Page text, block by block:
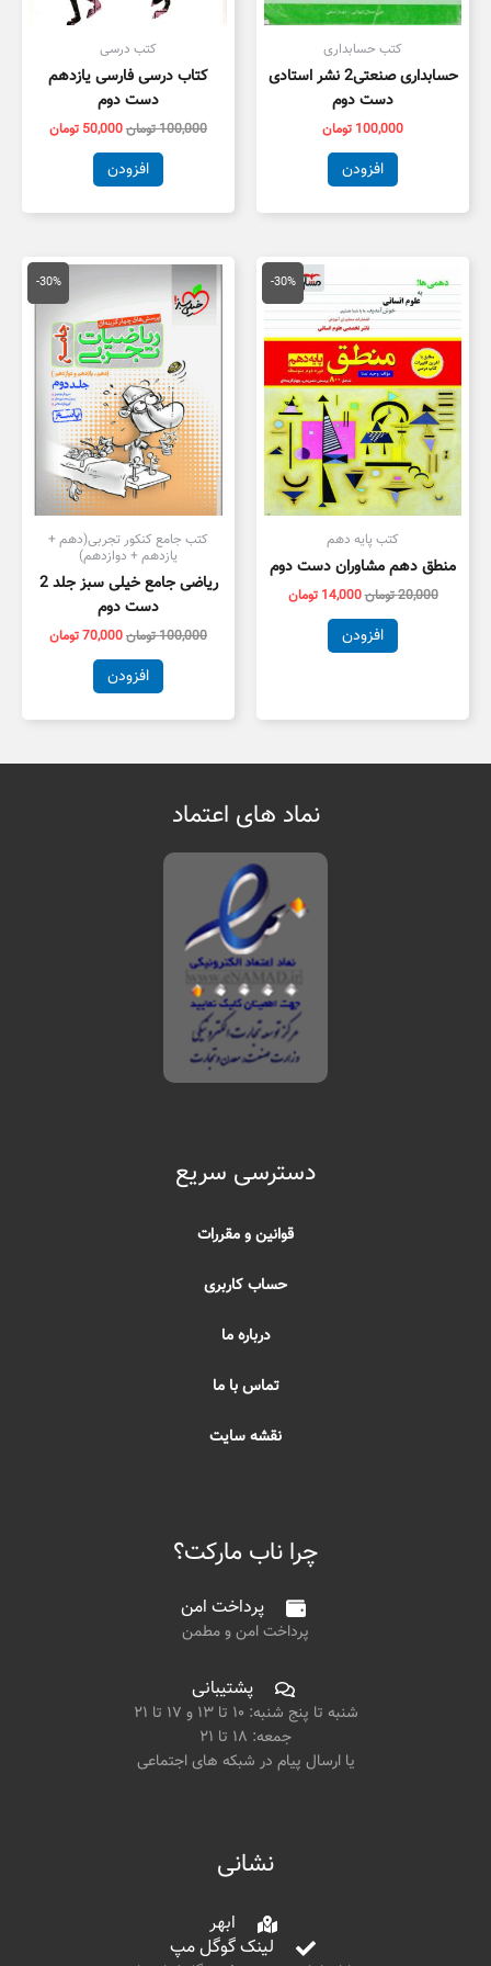
کتب حسابداری
حسابداری صنعتی2 نشر استادی
دست دوم
100,000 تومان
افزودن
کتب درسی
کتاب درسی فارسی یازدهم
دست دوم
100,000تومان50,000 تومان
افزودن
-30%
کتب پایه دهم
منطق دهم مشاوران دست دوم
20,000تومان
20,000 تومان
بود.
14,000 تومان
قیمت
فعلی
14,000 تومان
است.
افزودن
-30%
کتب جامع کنکور تجربی(دهم +
یازدهم + دوازدهم)
ریاضی جامع خیلی سبز جلد 2
دست دوم
100,000تومان
قیمت
100,000 تومان
بود.
70,000تومان
قیمت
فعلی
افزودن
نماد های اعتماد
دسترسی سریع
قوانین و مقررات
حساب کاربری
درباره ما
تماس با ما
نقشه سایت
چرا ناب مارکت؟
پرداخت امن
پرداخت امن و مطمن
پشتیبانی
شنبه تا پنج شنبه: ۱۰ تا ۱۳ و ۱۷ تا ۲۱
جمعه: ۱۸ تا ۲۱
یا ارسال پیام در شبکه های اجتماعی
نشانی
ابهر
لینک گوگل مپ